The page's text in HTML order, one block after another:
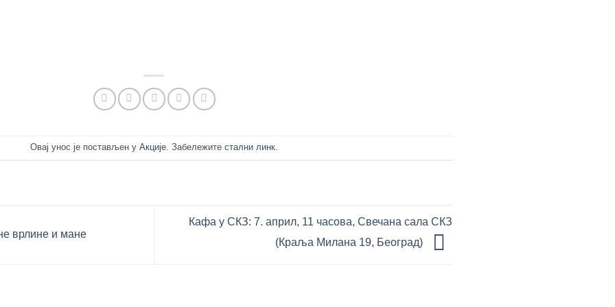
Овај унос је постављен у Акције. Забележите стални линк.
врлине и мане
Кафа у СКЗ: 7. април, 11 часова, Свечана сала СКЗ
(Краља Милана 19, Београд)